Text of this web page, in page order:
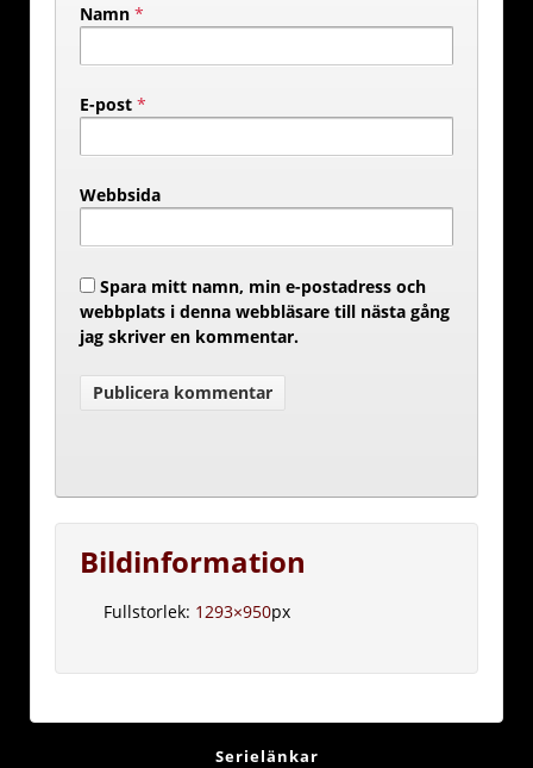
Namn *
E-post *
Webbsida
Spara mitt namn, min e-postadress och
webbplats i denna webbläsare till nästa gång
jag skriver en kommentar.
Bildinformation
Fullstorlek: 1293×950px
Serielänkar